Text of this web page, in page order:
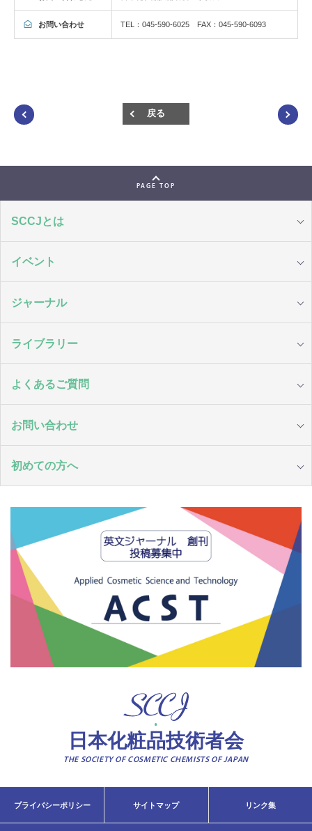
お問い合わせ TEL：045-590-6025 FAX：045-590-6093
戻る
PAGE TOP
SCCJとは
イベント
ジャーナル
ライブラリー
よくあるご質問
お問い合わせ
初めての方へ
日本化粧品技術者会
THE SOCIETY OF COSMETIC CHEMISTS OF JAPAN
プライバシーポリシー サイトマップ リンク集